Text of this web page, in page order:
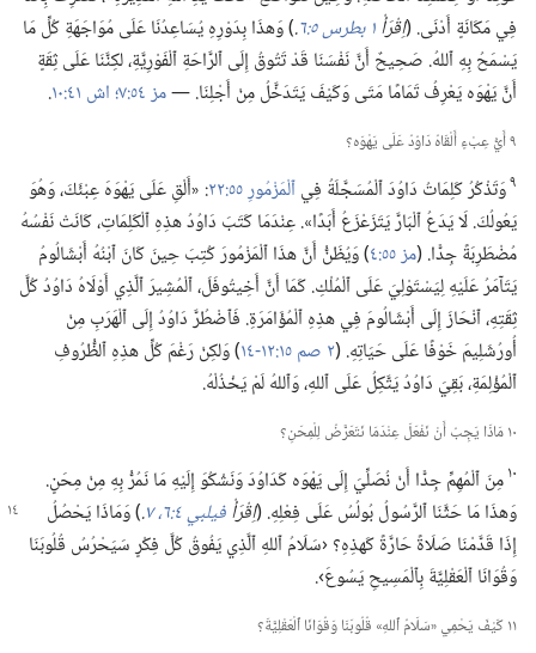
فِي مَكَانَةٍ أَدْنَى.‏ (‏اِقْرَأْ١ بطرس ٥:‏٦ ‏.‏‏)‏ وَهذَا بِدَوْرِهِ يُسَاعِدُنَا عَلَى مُوَاجَهَةِ كُلِّ مَا
يَسْمَحُ بِهِ ٱللهُ.‏ صَحِيحٌ أَنَّ نَفْسَنَا قَدْ تَتُوقُ إِلَى ٱلرَّاحَةِ ٱلْفَوْرِيَّةِ،‏ لكِنَّنَا عَلَى ثِقَةٍ
أَنَّ يَهْوَه يَعْرِفُ تَمَامًا مَتَى وَكَيْفَ يَتَدَخَّلُ مِنْ أَجْلِنَا.‏ —‏مز ٥٤:‏٧؛‏ اش ٤١:‏١٠ ‏.‏
٩ أَيُّ عِبْءٍ أَلْقَاهُ دَاوُدُ عَلَى يَهْوَه؟‏
٩وَتَذْكُرُ كَلِمَاتُ دَاوُدَ ٱلْمُسَجَّلَةُ فِيٱلْمَزْمُورِ ٥٥:‏٢٢
‏:‏ «أَلْقِ عَلَى يَهْوَهَ عِبْئَكَ،‏ وَهُوَ
يَعُولُكَ.‏ لَا يَدَعُ ٱلْبَارَّ يَتَزَعْزَعُ أَبَدًا».‏ عِنْدَمَا كَتَبَ دَاوُدُ هذِهِ ٱلْكَلِمَاتِ،‏ كَانَتْ نَفْسُهُ
مُضْطَرِبَةً جِدًّا.‏ (‏مز ٥٥:‏٤
‏)‏ وَيُظَنُّ أَنَّ هذَا ٱلْمَزْمُورَ كُتِبَ حِينَ كَانَ ٱبْنُهُ أَبْشَالُومُ
يَتَآمَرُ عَلَيْهِ لِيَسْتَوْلِيَ عَلَى ٱلْمُلْكِ.‏ كَمَا أَنَّ أَخِيتُوفَلَ،‏ ٱلْمُشِيرَ ٱلَّذِي أَوْلَاهُ دَاوُدُ كُلَّ
ثِقَتِهِ،‏ ٱنْحَازَ إِلَى أَبْشَالُومَ فِي هذِهِ ٱلْمُؤَامَرَةِ.‏ فَٱضْطُرَّ دَاوُدُ إِلَى ٱلْهَرَبِ مِنْ
أُورُشَلِيمَ خَوْفًا عَلَى حَيَاتِهِ.‏ (‏٢ صم ١٥:‏١٢-‏١٤
‏)‏ وَلكِنْ رَغْمَ كُلِّ هذِهِ ٱلظُّرُوفِ
ٱلْمُؤْلِمَةِ،‏ بَقِيَ دَاوُدُ يَتَّكِلُ عَلَى ٱللهِ،‏ وَٱللهُ لَمْ يَخْذُلْهُ.‏
١٠ مَاذَا يَجِبُ أَنْ نَفْعَلَ عِنْدَمَا نَتَعَرَّضُ لِلْمِحَنِ؟‏
١٠مِنَ ٱلْمُهِمِّ جِدًّا أَنْ نُصَلِّيَ إِلَى يَهْوَه كَدَاوُدَ وَنَشْكُوَ إِلَيْهِ مَا نَمُرُّ بِهِ مِنْ مِحَنٍ.‏
وَهذَا مَا حَثَّنَا ٱلرَّسُولُ بُولُسُعَلَى فِعْلِهِ.‏ (‏اِقْرَأْفيلبي ٤:‏٦،‏ ٧ ‏.‏‏)‏ وَمَاذَا يَحْصُلُ
إِذَا قَدَّمْنَا صَلَاةً حَارَّةً كَهذِهِ؟‏ ‹سَلَامُ ٱللهِ ٱلَّذِي يَفُوقُ كُلَّ فِكْرٍ سَيَحْرُسُ قُلُوبَنَا
وَقُوَانَا ٱلْعَقْلِيَّةَ بِٱلْمَسِيحِ يَسُوعَ›.‏
١١ كَيْفَ يَحْمِي «سَلَامُ ٱللهِ» قُلُوبَنَا وَقُوَانَا ٱلْعَقْلِيَّةَ؟‏